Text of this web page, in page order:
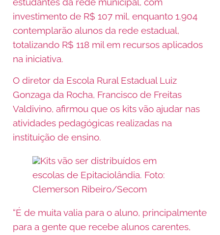
investimento de R$ 107 mil, enquanto 1.904
contemplarão alunos da rede estadual,
totalizando R$ 118 mil em recursos aplicados
na iniciativa.
O diretor da Escola Rural Estadual Luiz
Gonzaga da Rocha, Francisco de Freitas
Valdivino, afirmou que os kits vão ajudar nas
atividades pedagógicas realizadas na
instituição de ensino.
Kits vão ser distribuídos em
escolas de Epitaciolândia. Foto:
Clemerson Ribeiro/Secom
“É de muita valia para o aluno, principalmente
para a gente que recebe alunos carentes,